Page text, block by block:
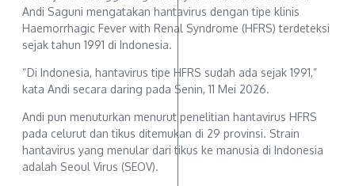
Andi Saguni mengatakan hantavirus dengan tipe klinis
Haemorrhagic Fever with Renal Syndrome (HFRS) terdeteksi
sejak tahun 1991 di Indonesia.
“Di Indonesia, hantavirus tipe HFRS sudah ada sejak 1991,”
kata Andi secara daring pada Senin, 11 Mei 2026.
Andi pun menuturkan menurut penelitian hantavirus HFRS
pada celurut dan tikus ditemukan di 29 provinsi. Strain
hantavirus yang menular dari tikus ke manusia di Indonesia
adalah Seoul Virus (SEOV).